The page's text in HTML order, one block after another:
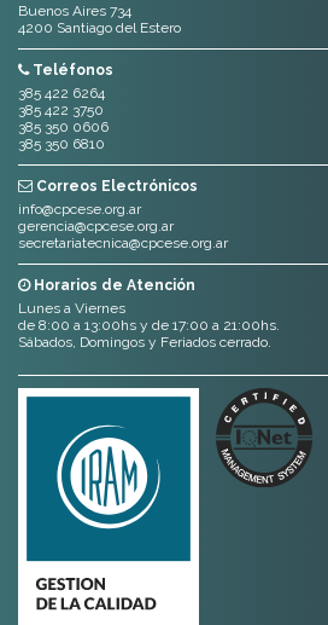
Buenos Aires 734
4200 Santiago del Estero
Teléfonos
385 422 6264
385 422 3750
385 350 0606
385 350 6810
Correos Electrónicos
info@cpcese.org.ar
gerencia@cpcese.org.ar
secretariatecnica@cpcese.org.ar
Horarios de Atención
Lunes a Viernes
de 8:00 a 13:00hs y de 17:00 a 21:00hs.
Sábados, Domingos y Feriados cerrado.